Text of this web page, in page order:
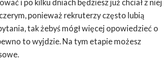
i po kilku dniach będziesz już chciał z niej
ponieważ rekruterzy często lubią
tak żebyś mógł więcej opowiedzieć o
to wyjdzie. Na tym etapie możesz